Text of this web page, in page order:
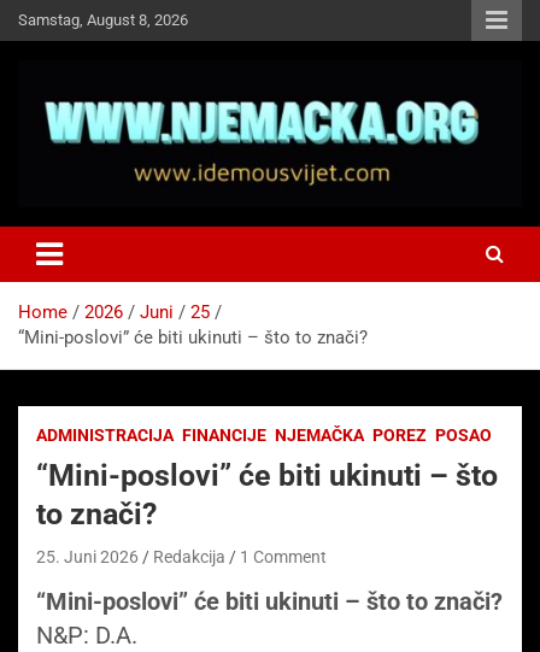
Skip
to
Samstag, August 8, 2026
Idemo u Svijet-Njemacka!
Home 2026 Juni
25
“Mini-poslovi” će biti ukinuti – što to znači?
ADMINISTRACIJA FINANCIJE NJEMAČKA POREZ POSAO
“Mini-poslovi” će biti ukinuti – što
to znači?
25. Juni 2026 Redakcija 1 Comment
“Mini-poslovi” će biti ukinuti – što to znači?
N&P: D.A.